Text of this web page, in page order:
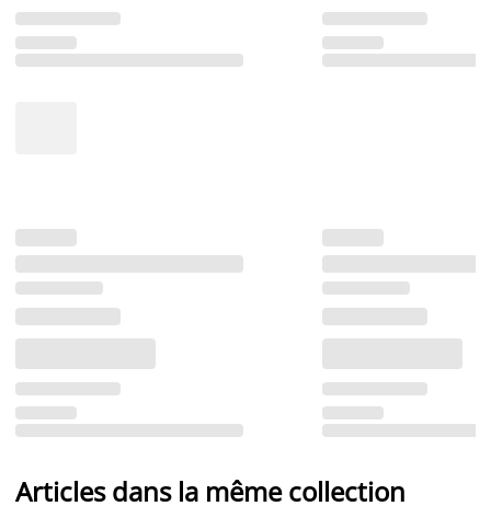
Articles dans la même collection